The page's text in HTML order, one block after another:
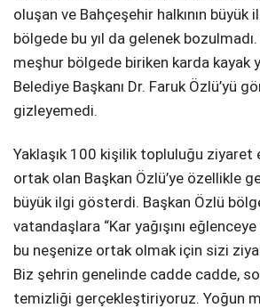
oluşan ve Bahçeşehir halkının
bölgede bu yıl da gelenek
meşhur bölgede biriken karda kayak
Belediye Başkanı Dr. Faruk Özlü’yü
gizleyemedi.
Yaklaşık 100 kişilik topluluğu ziyaret
ortak olan Başkan Özlü’ye özellikle
büyük ilgi gösterdi. Başkan Özlü
vatandaşlara “Kar yağışını
bu neşenize ortak olmak için sizi
Biz şehrin genelinde cadde cadde,
temizliği gerçekleştiriyoruz. Yoğun